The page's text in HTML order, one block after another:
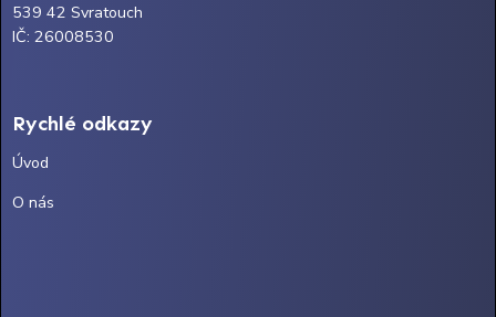
539 42 Svratouch
IČ: 26008530
Rychlé odkazy
Úvod
O nás